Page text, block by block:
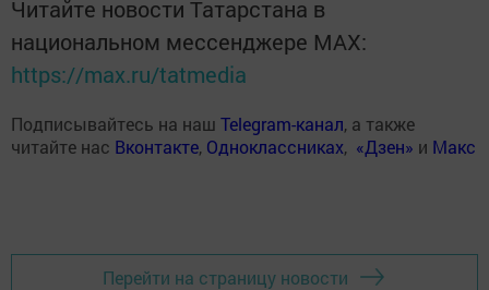
Читайте новости Татарстана в
национальном мессенджере MАХ:
https://max.ru/tatmedia
Подписывайтесь на наш Telegram-канал, а также
читайте нас Вконтакте, Одноклассниках, «Дзен» и Макс
Перейти на страницу новости